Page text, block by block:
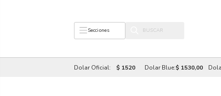
Secciones
Dolar Oficial: $ 1520 Dolar Blue:$ 1530,00